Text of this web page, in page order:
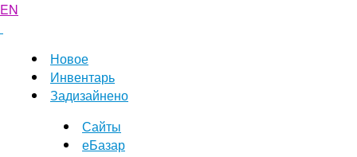
EN
Новое
Инвентарь
Задизайнено
Сайты
еБазар